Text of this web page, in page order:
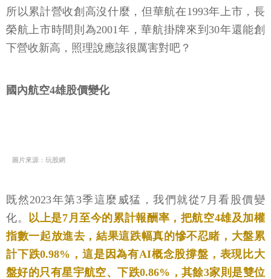
所以累計營收創高沒什麼，但華航在1993年上市，長
榮航上市時間則為2001年，華航掛牌來到30年還能創
下營收新高，照理說應該很厲害對吧？
國內航空4雄股價變化
圖片來源：玩股網
既然2023年第3季這麼威猛，我們就從7月看股價變
化。 以上是7月至今的累計報酬率，把航空4雄及加權
指數一起放進去，結果這跌幅真的慘不忍睹，大盤累
計下跌0.98%，這是因為有AI概念股撐盤，表現比大
盤好的只有星宇航空、下跌0.86%，其餘3家則是雙位